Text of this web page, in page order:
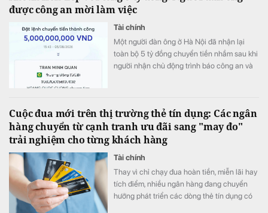
được công an mời làm việc
Tài chính
Một người đàn ông ở Hà Nội đã nhận lại
toàn bộ 5 tỷ đồng chuyển tiền nhầm sau khi
người nhận chủ động trình báo công an và
Cuộc đua mới trên thị trường thẻ tín dụng: Các ngân
hàng chuyển từ cạnh tranh ưu đãi sang "may đo"
trải nghiệm cho từng khách hàng
Tài chính
Thay vì chỉ chạy đua hoàn tiền, miễn lãi hay
tích điểm, nhiều ngân hàng đang chuyển
hướng phát triển các dòng thẻ tín dụng có